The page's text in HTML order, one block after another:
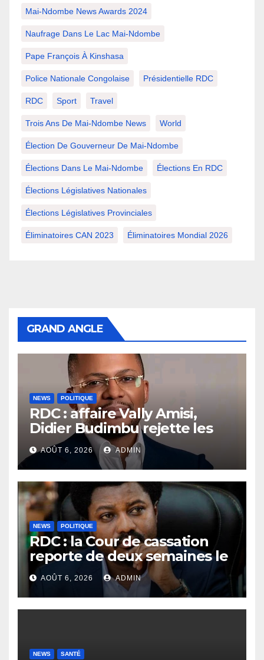
Mai-Ndombe News Awards 2024
Naufrage Dans Le Lac Mai-Ndombe
Pape François À Kinshasa
Police Nationale Congolaise Présidentielle RDC
RDC Sport Travel
Trois Ans De Mai-Ndombe News World
Élection De Gouverneur De Mai-Ndombe
Élections Dans Le Mai-Ndombe Élections En RDC
Élections Législatives Nationales
Élections Législatives Provinciales
Éliminatoires CAN 2023 Éliminatoires Mondial 2026
GRAND ANGLE
NEWS POLITIQUE
RDC : affaire Vally Amisi,
Didier Budimbu rejette les
accusations et appelle à
laisser la justice établir la
vérité
AOÛT 6, 2026 ADMIN
NEWS POLITIQUE
RDC : la Cour de cassation
reporte de deux semaines le
procès Frivao
AOÛT 6, 2026 ADMIN
NEWS SANTÉ